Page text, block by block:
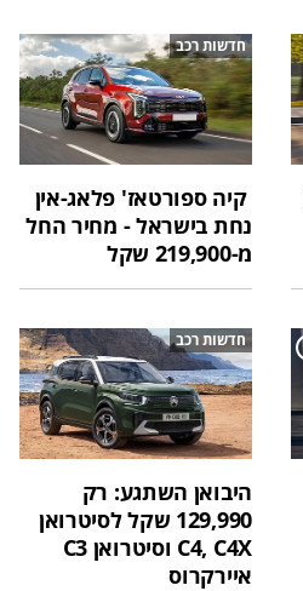
חדשות רכב
קיה ספורטאז' פלאג-אין
נחת בישראל - מחיר החל
מ-219,900 שקל
חדשות רכב
היבואן השתגע: רק
129,990 שקל לסיטרואן
C4, C4X וסיטרואן C3
איירקרוס